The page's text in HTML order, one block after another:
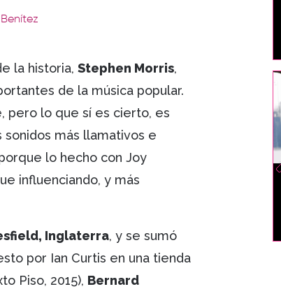
la historia, Stephen Morris,
de la música popular.
pero lo que sí es cierto, es
más llamativos e
lo hecho con Joy
influenciando, y más
Inglaterra, y se sumó
por Ian Curtis en una tienda
Piso, 2015), Bernard